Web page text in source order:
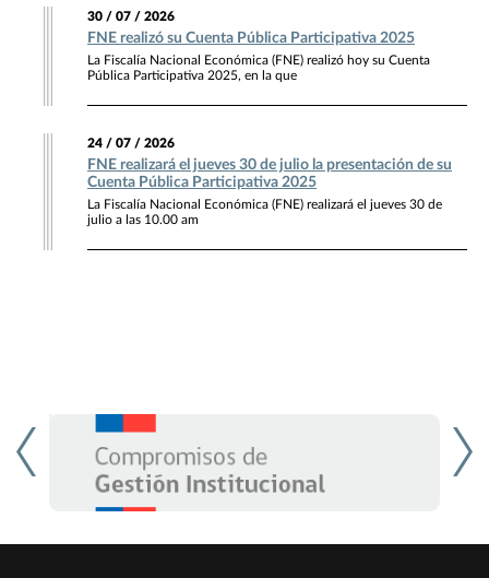
30 / 07 / 2026
FNE realizó su Cuenta Pública Participativa 2025
La Fiscalía Nacional Económica (FNE) realizó hoy su Cuenta
Pública Participativa 2025, en la que
24 / 07 / 2026
FNE realizará el jueves 30 de julio la presentación de su
Cuenta Pública Participativa 2025
La Fiscalía Nacional Económica (FNE) realizará el jueves 30 de
julio a las 10.00 am